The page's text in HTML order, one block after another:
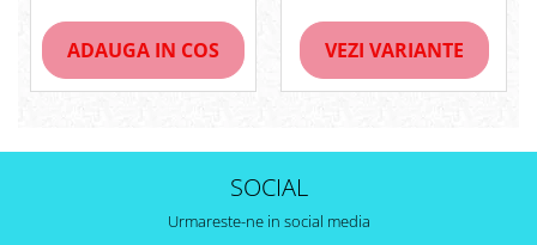
ADAUGA IN COS VEZI VARIANTE
SOCIAL
Urmareste-ne in social media